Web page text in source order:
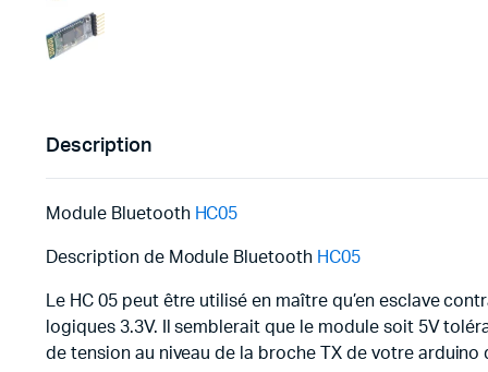
Description
Module Bluetooth HC05
Description de Module Bluetooth HC05
Le HC 05 peut être utilisé en maître qu’en esclave
logiques 3.3V. Il semblerait que le module soit 5V
de tension au niveau de la broche TX de votre